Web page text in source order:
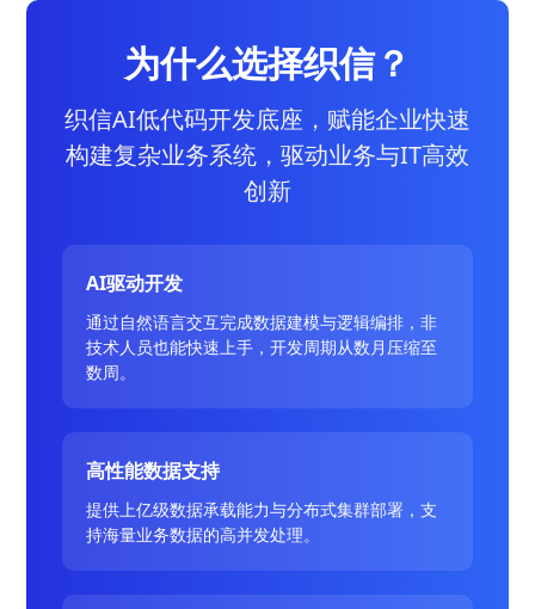
为什么选择织信？
织信AI低代码开发底座，赋能企业快速
构建复杂业务系统，驱动业务与IT高效
创新
AI驱动开发
通过自然语言交互完成数据建模与逻辑编排，非
技术人员也能快速上手，开发周期从数月压缩至
数周。
高性能数据支持
提供上亿级数据承载能力与分布式集群部署，支
持海量业务数据的高并发处理。